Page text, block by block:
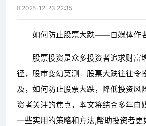
2025-12-23 22:35
如何防止股票大跌——自媒体作
股票投资是众多投资者追求财富
径，股市变幻莫测，股票大跌往往令
及，如何防止股票大跌，降低投资风
资者关注的焦点，本文将结合多年自
一些实用的策略和方法,帮助投资者更